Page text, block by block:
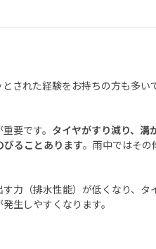
された経験をお持ちの方も多い
要です。 タイヤがすり減り、溝
ることあります。雨中ではその
力（排水性能）が低くなり、タ
生しやすくなります。